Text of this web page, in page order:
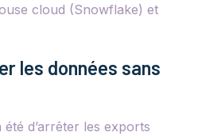
cloud (Snowflake) et
les données sans
d’arrêter les exports